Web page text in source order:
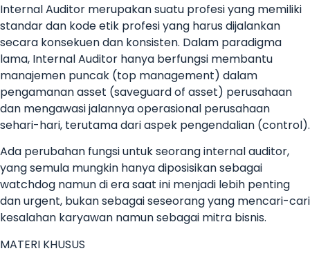
Internal Auditor merupakan suatu profesi yang memiliki
standar dan kode etik profesi yang harus dijalankan
secara konsekuen dan konsisten. Dalam paradigma
lama, Internal Auditor hanya berfungsi membantu
manajemen puncak (top management) dalam
pengamanan asset (saveguard of asset) perusahaan
dan mengawasi jalannya operasional perusahaan
sehari-hari, terutama dari aspek pengendalian (control).
Ada perubahan fungsi untuk seorang internal auditor,
yang semula mungkin hanya diposisikan sebagai
watchdog namun di era saat ini menjadi lebih penting
dan urgent, bukan sebagai seseorang yang mencari-cari
kesalahan karyawan namun sebagai mitra bisnis.
MATERI KHUSUS